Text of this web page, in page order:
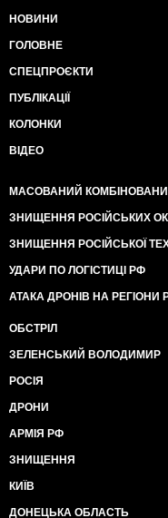
НОВИНИ
ГОЛОВНЕ
СПЕЦПРОЄКТИ
ПУБЛІКАЦІЇ
КОЛОНКИ
ВІДЕО
МАСОВАНИЙ
ЗНИЩЕННЯ РОСІЙСЬКИХ
ЗНИЩЕННЯ РОСІЙСЬКОЇ
УДАРИ ПО ЛОГІСТИЦІ РФ
АТАКА ДРОНІВ НА РЕГІОНИ
ОБСТРІЛ
ЗЕЛЕНСЬКИЙ ВОЛОДИМИР
РОСІЯ
ДРОНИ
АРМІЯ РФ
ЗНИЩЕННЯ
КИЇВ
ДОНЕЦЬКА ОБЛАСТЬ